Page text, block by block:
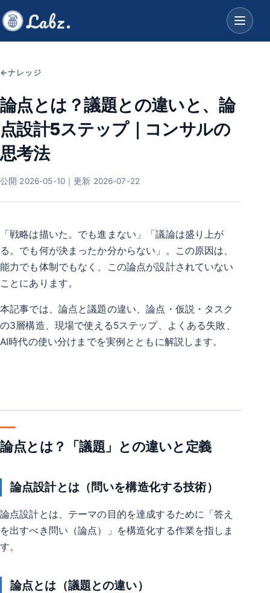
ナレッジ
論点とは？議題との違いと、論
点設計5ステップ｜コンサルの
思考法
公開 2026-05-10｜更新 2026-07-22
「戦略は描いた。でも進まない」「議論は盛り上が
る。でも何が決まったか分からない」。この原因は、
能力でも体制でもなく、この論点が設計されていない
ことにあります。
本記事では、論点と議題の違い、論点・仮説・タスク
の3層構造、現場で使える5ステップ、よくある失敗、
AI時代の使い分けまでを実例とともに解説します。
論点とは？「議題」との違いと定義
論点設計とは（問いを構造化する技術）
論点設計とは、テーマの目的を達成するために「答え
を出すべき問い（論点）」を構造化する作業を指しま
す。
論点とは（議題との違い）